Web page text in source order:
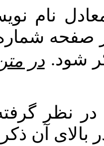
نام
صفحه
شود. در
در نظر
بالای آن